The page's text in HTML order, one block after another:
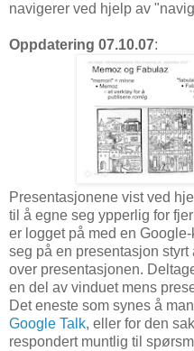
navigerer ved hjelp av
Oppdatering 07.10.07:
Presentasjonene vist ved
til å egne seg ypperlig for
er logget på med en
seg på en presentasjon
over presentasjonen.
en del av vinduet mens
Det eneste som synes å
Google Talk, eller for den
respondert muntlig til